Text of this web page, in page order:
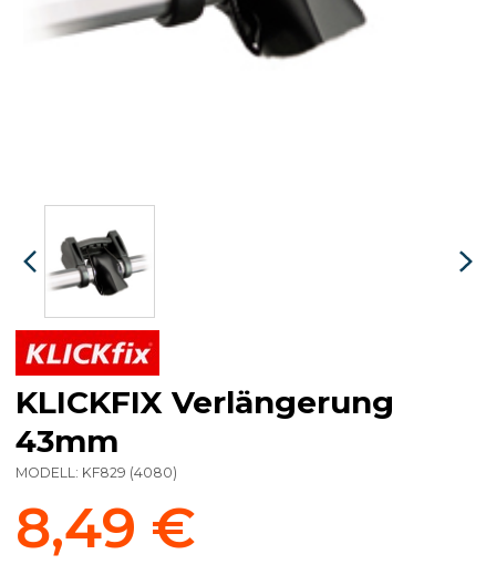
KLICKFIX Verlängerung
43mm
MODELL: KF829 (4080)
8,49 €